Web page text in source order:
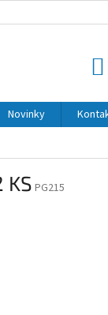
Novinky
KS PG215